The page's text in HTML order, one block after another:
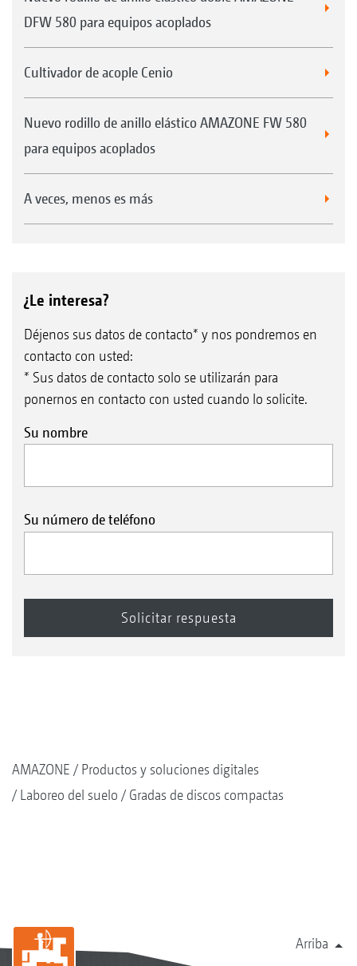
DFW 580 para equipos acoplados
Cultivador de acople Cenio
Nuevo rodillo de anillo elástico AMAZONE FW 580
para equipos acoplados
A veces, menos es más
¿Le interesa?
Déjenos sus datos de contacto* y nos pondremos en
contacto con usted:
* Sus datos de contacto solo se utilizarán para
ponernos en contacto con usted cuando lo solicite.
Su nombre
Su número de teléfono
AMAZONE
Productos y soluciones digitales
Laboreo del suelo
Gradas de discos compactas
Arriba